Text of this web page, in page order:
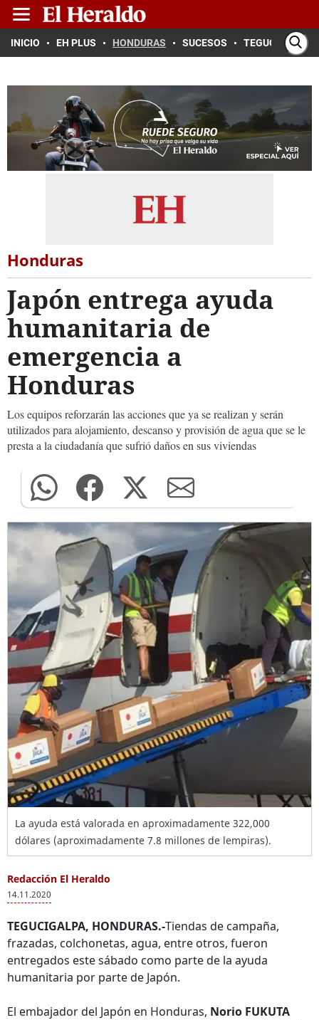
INICIO EH PLUS HONDURAS SUCESOS TEGUCIGALPA
Honduras
Japón entrega ayuda
humanitaria de
emergencia a
Honduras
Los equipos reforzarán las acciones que ya se realizan y serán
utilizados para alojamiento, descanso y provisión de agua que se le
presta a la ciudadanía que sufrió daños en sus viviendas
La ayuda está valorada en aproximadamente 322,000
dólares (aproximadamente 7.8 millones de lempiras).
Redacción El Heraldo
14.11.2020
TEGUCIGALPA, HONDURAS.-Tiendas de campaña,
frazadas, colchonetas, agua, entre otros, fueron
entregados este sábado como parte de la ayuda
humanitaria por parte de Japón.
El embajador del Japón en Honduras, Norio FUKUTA